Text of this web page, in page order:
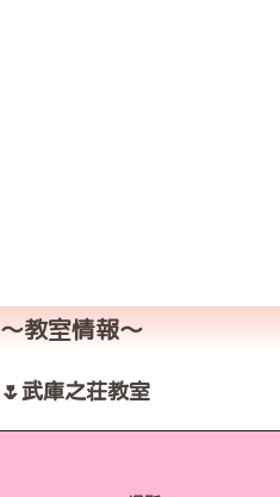
〜教室情報〜
🌷武庫之荘教室